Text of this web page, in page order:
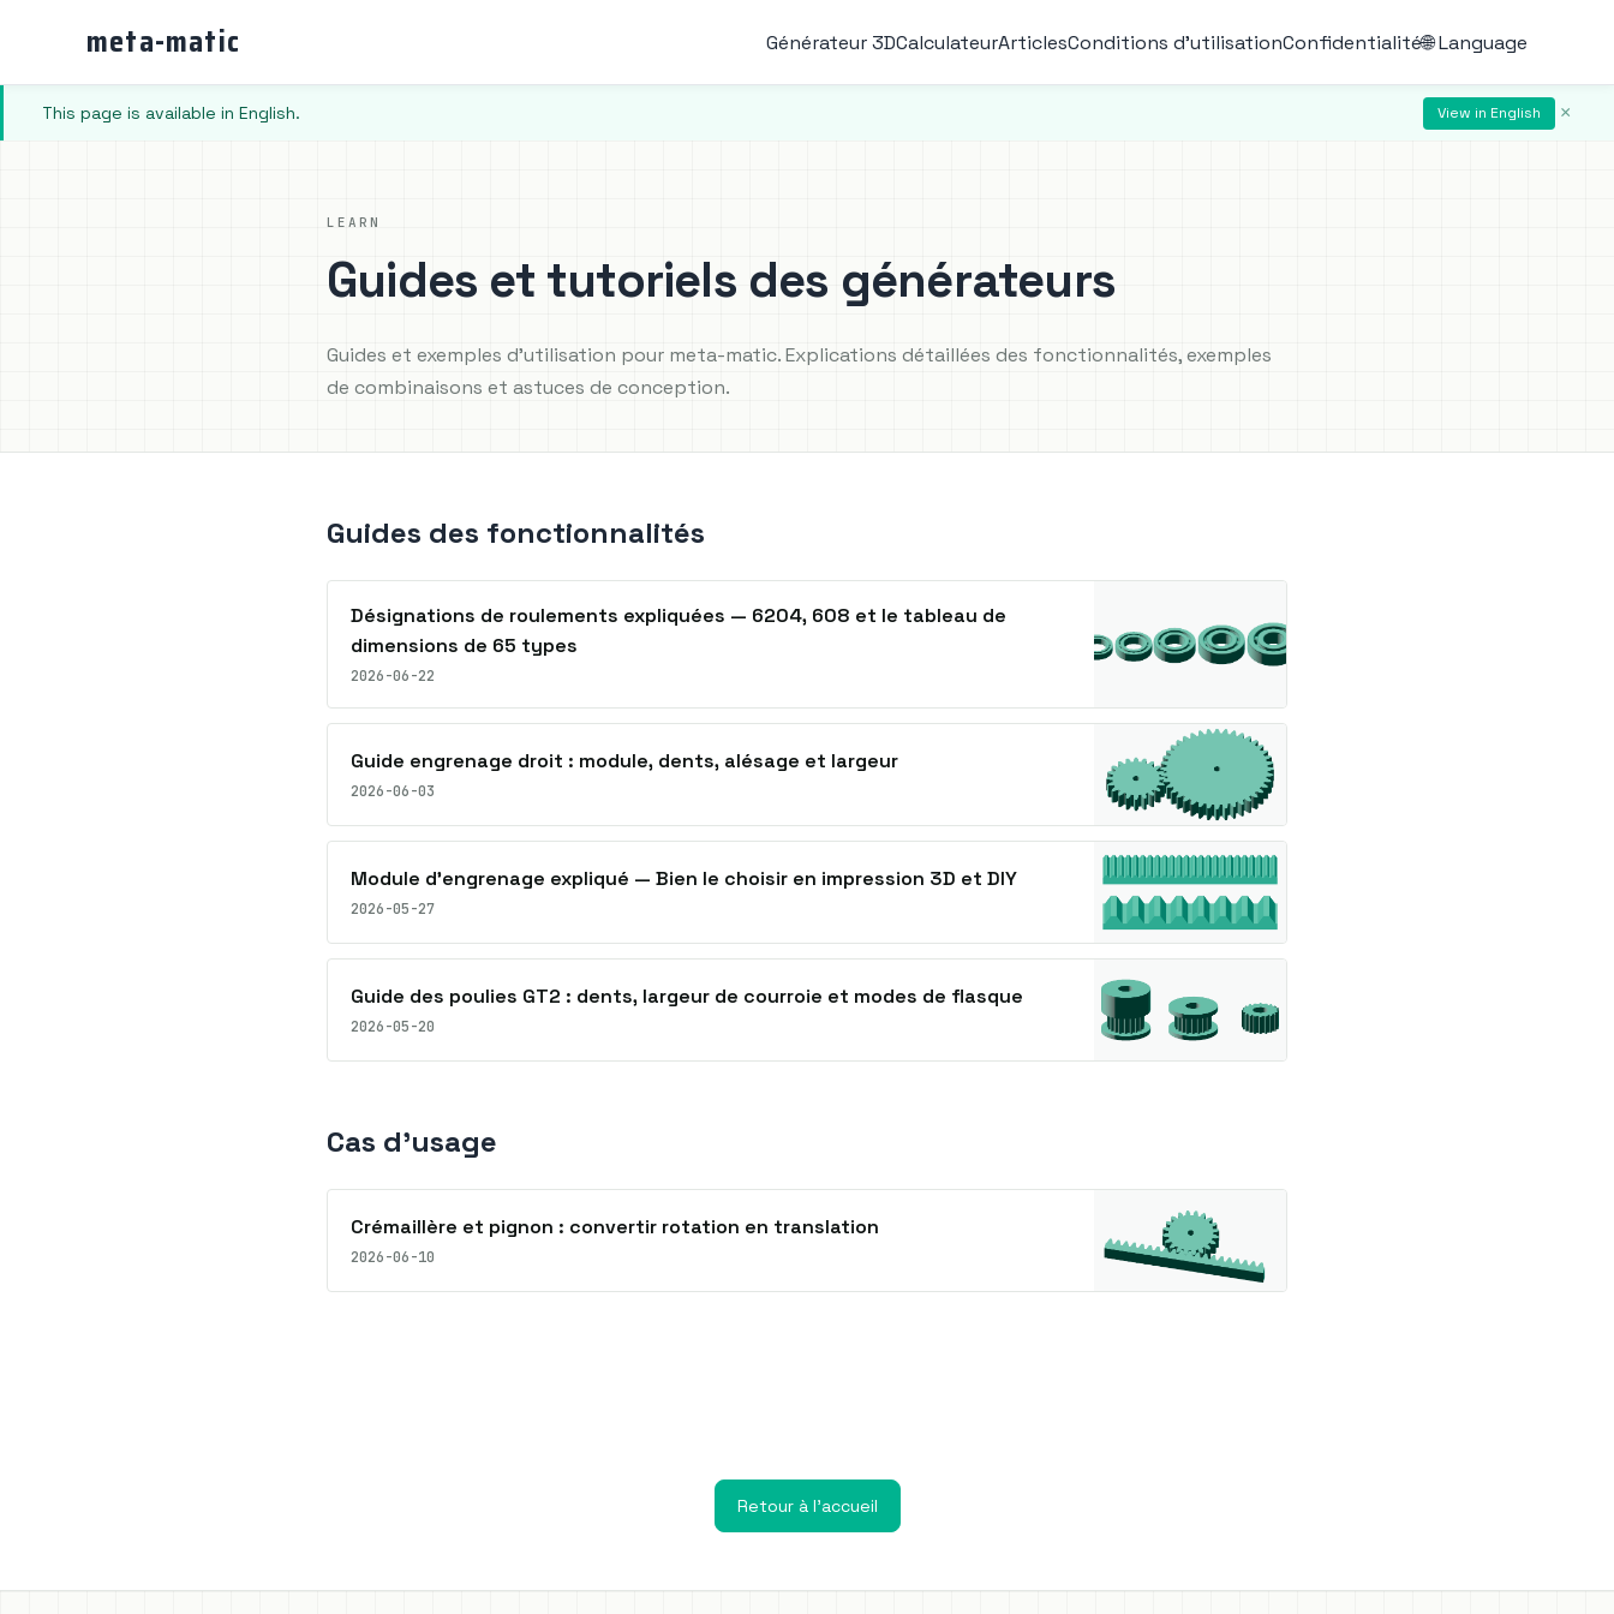
meta-matic Générateur 3DCalculateurArticlesConditions d'utilisationConfidentialité🌐 Language
This page is available in English. View in English ×
LEARN
Guides et tutoriels des générateurs
Guides et exemples d'utilisation pour meta-matic. Explications détaillées des fonctionnalités, exemples
de combinaisons et astuces de conception.
Guides des fonctionnalités
Désignations de roulements expliquées — 6204, 608 et le tableau de
dimensions de 65 types
2026-06-22
Guide engrenage droit : module, dents, alésage et largeur
2026-06-03
Module d’engrenage expliqué — Bien le choisir en impression 3D et DIY
2026-05-27
Guide des poulies GT2 : dents, largeur de courroie et modes de flasque
2026-05-20
Cas d'usage
Crémaillère et pignon : convertir rotation en translation
2026-06-10
Retour à l'accueil